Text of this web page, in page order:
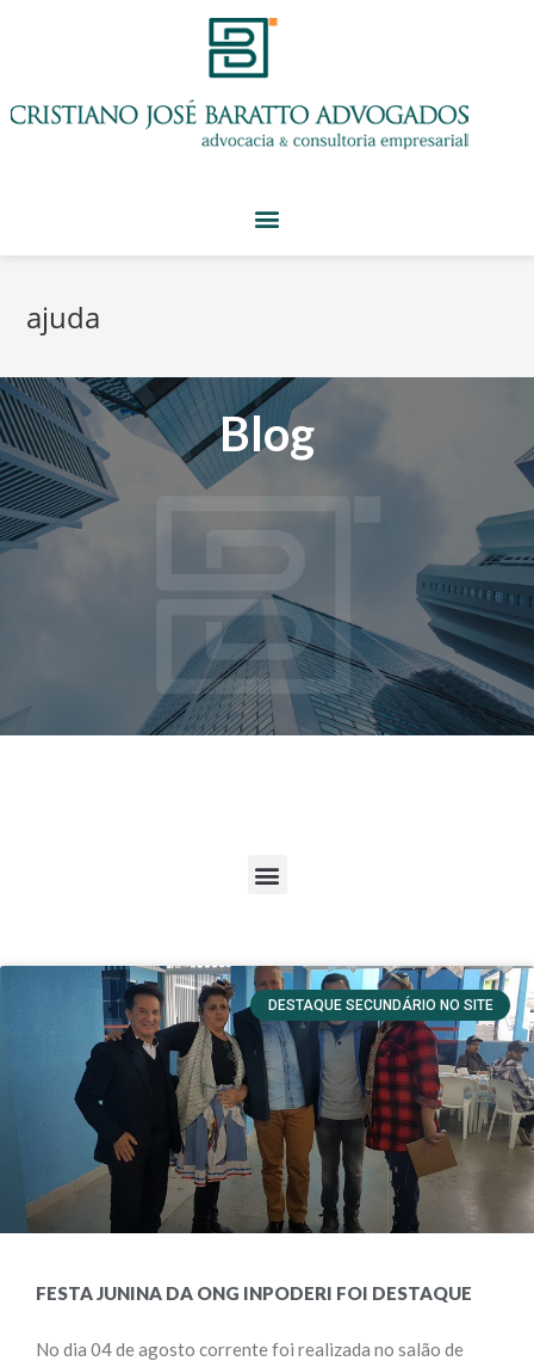
ajuda
Blog
DESTAQUE SECUNDÁRIO NO SITE
FESTA JUNINA DA ONG INPODERI FOI DESTAQUE
No dia 04 de agosto corrente foi realizada no salão de